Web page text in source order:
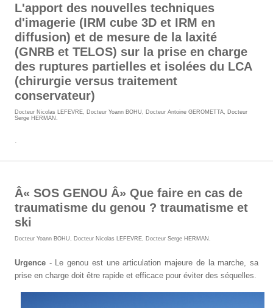
L'apport des nouvelles techniques
d'imagerie (IRM cube 3D et IRM en
diffusion) et de mesure de la laxité
(GNRB et TELOS) sur la prise en charge
des ruptures partielles et isolées du LCA
(chirurgie versus traitement
conservateur)
Docteur Nicolas LEFEVRE, Docteur Yoann BOHU, Docteur Antoine GEROMETTA, Docteur
Serge HERMAN .
.
Â« SOS GENOU Â» Que faire en cas de
traumatisme du genou ? traumatisme et
ski
Docteur Yoann BOHU, Docteur Nicolas LEFEVRE, Docteur Serge HERMAN .
Urgence - Le genou est une articulation majeure de la marche, sa
prise en charge doit être rapide et efficace pour éviter des séquelles.